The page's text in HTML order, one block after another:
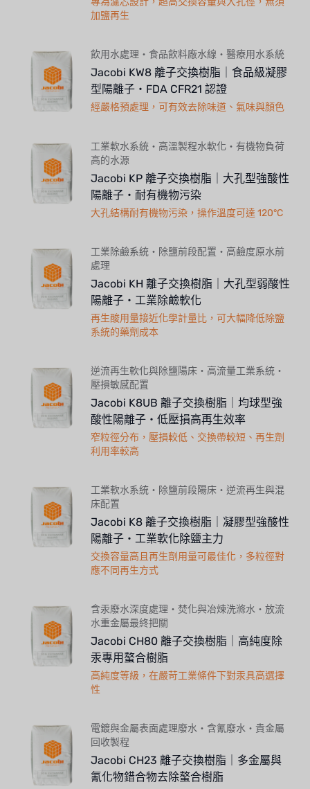
加鹽再生
飲用水處理・食品飲料廠水線・醫療用水系統
Jacobi KW8 離子交換樹脂｜食品級凝膠
型陽離子・FDA CFR21 認證
經嚴格預處理，可有效去除味道、氣味與顏色
工業軟水系統・高溫製程水軟化・有機物負荷
高的水源
Jacobi KP 離子交換樹脂｜大孔型強酸性
陽離子・耐有機物污染
大孔結構耐有機物污染，操作溫度可達 120°C
工業除鹼系統・除鹽前段配置・高鹼度原水前
處理
Jacobi KH 離子交換樹脂｜大孔型弱酸性
陽離子・工業除鹼軟化
再生酸用量接近化學計量比，可大幅降低除鹽
系統的藥劑成本
逆流再生軟化與除鹽陽床・高流量工業系統・
壓損敏感配置
Jacobi K8UB 離子交換樹脂｜均球型強
酸性陽離子・低壓損高再生效率
窄粒徑分布，壓損較低、交換帶較短、再生劑
利用率較高
工業軟水系統・除鹽前段陽床・逆流再生與混
床配置
Jacobi K8 離子交換樹脂｜凝膠型強酸性
陽離子・工業軟化除鹽主力
交換容量高且再生劑用量可最佳化，多粒徑對
應不同再生方式
含汞廢水深度處理・焚化與冶煉洗滌水・放流
水重金屬最終把關
Jacobi CH80 離子交換樹脂｜高純度除
汞專用螯合樹脂
高純度等級，在嚴苛工業條件下對汞具高選擇
性
電鍍與金屬表面處理廢水・含氰廢水・貴金屬
回收製程
Jacobi CH23 離子交換樹脂｜多金屬與
氰化物錯合物去除螯合樹脂